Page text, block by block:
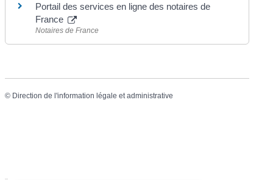
Portail des services en ligne des notaires de
France
Notaires de France
© Direction de l'information légale et administrative